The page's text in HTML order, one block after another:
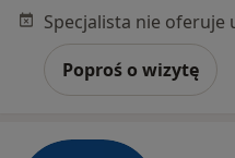
Poproś o wizytę